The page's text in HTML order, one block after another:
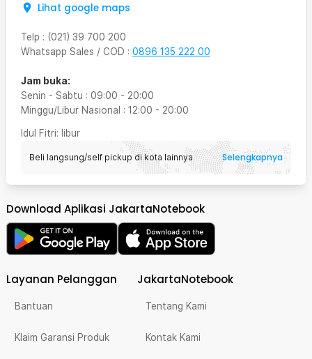
Lihat google maps
Telp : (021) 39 700 200
Whatsapp Sales / COD : 0896 135 222 00
Jam buka:
Senin - Sabtu : 09:00 - 20:00
Minggu/Libur Nasional : 12:00 - 20:00
Idul Fitri: libur
Beli langsung/self pickup di kota lainnya Selengkapnya
Download Aplikasi JakartaNotebook
Layanan Pelanggan
Bantuan
Klaim Garansi Produk
JakartaNotebook
Tentang Kami
Kontak Kami